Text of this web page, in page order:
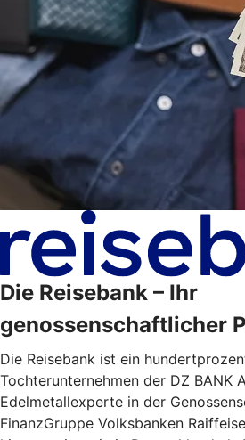
Die Reisebank – Ihr
genossenschaftlicher
Die Reisebank ist ein
Tochterunternehmen der DZ BANK
Edelmetallexperte in der
FinanzGruppe Volksbanken